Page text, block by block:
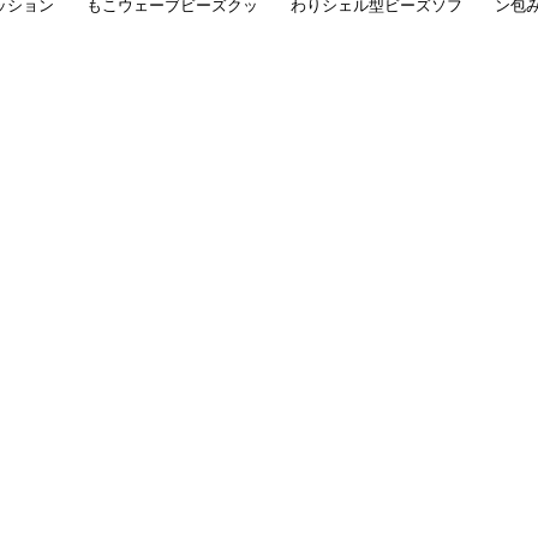
ション
もこウェーブビーズクッ
わりシェル型ビーズソフ
ン包